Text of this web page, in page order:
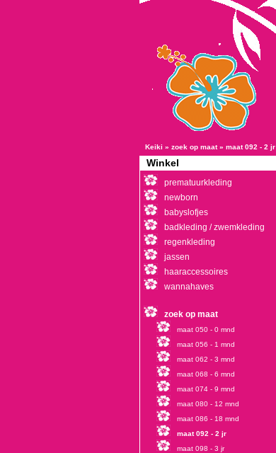
Keiki » zoek op maat» maat 092 - 2 jr
Winkel
prematuurkleding
newborn
babyslofjes
badkleding / zwemkleding
regenkleding
jassen
haaraccessoires
wannahaves
zoek op maat
maat 050 - 0 mnd
maat 056 - 1 mnd
maat 062 - 3 mnd
maat 068 - 6 mnd
maat 074 - 9 mnd
maat 080 - 12 mnd
maat 086 - 18 mnd
maat 092 - 2 jr
maat 098 - 3 jr